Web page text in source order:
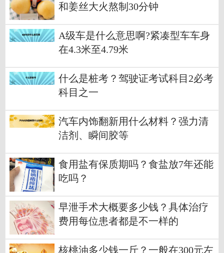
和姜丝大火熬制30分钟
A级车是什么意思啊?紧凑型车车身
在4.3米至4.79米
什么是桩考？驾驶证考试科目2必考
科目之一
汽车内饰翻新用什么材料？强力清
洁剂、瞬间胶等
食用盐有保质期吗？食盐放7年还能
吃吗？
早泄手术大概要多少钱？具体治疗
费用每位患者都是不一样的
核桃油多少钱一斤？一般在300元左